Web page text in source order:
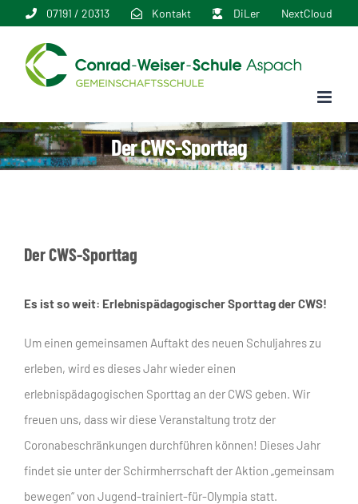
springen
07191 / 20313 Kontakt DiLer NextCloud
Der CWS-Sporttag
Der CWS-Sporttag
Es ist so weit: Erlebnispädagogischer Sporttag der CWS!
Um einen gemeinsamen Auftakt des neuen Schuljahres zu
erleben, wird es dieses Jahr wieder einen
erlebnispädagogischen Sporttag an der CWS geben. Wir
freuen uns, dass wir diese Veranstaltung trotz der
Coronabeschränkungen durchführen können! Dieses Jahr
findet sie unter der Schirmherrschaft der Aktion „gemeinsam
bewegen“ von Jugend-trainiert-für-Olympia statt.